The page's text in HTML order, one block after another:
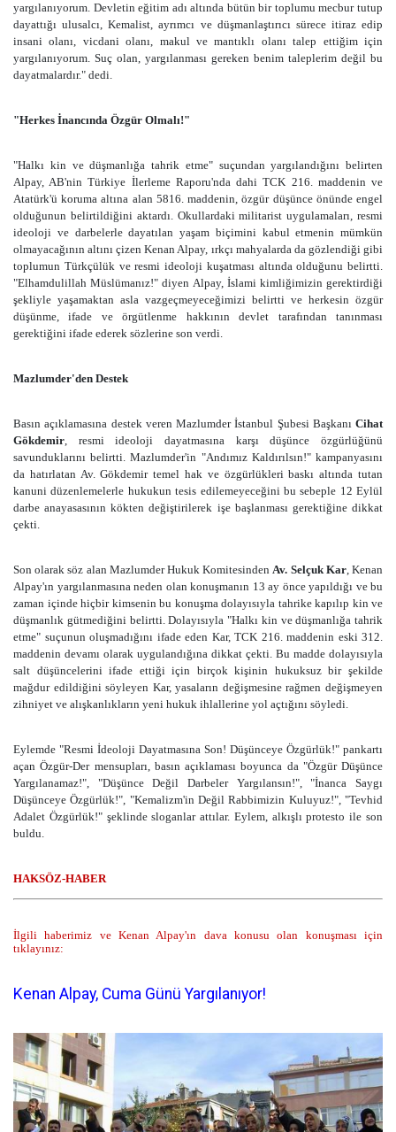
yargılanıyorum. Devletin eğitim adı altında bütün bir toplumu mecbur tutup
dayattığı ulusalcı, Kemalist, ayrımcı ve düşmanlaştırıcı sürece itiraz edip
insani olanı, vicdani olanı, makul ve mantıklı olanı talep ettiğim için
yargılanıyorum. Suç olan, yargılanması gereken benim taleplerim değil bu
dayatmalardır." dedi.
"Herkes İnancında Özgür Olmalı!"
"Halkı kin ve düşmanlığa tahrik etme" suçundan yargılandığını belirten
Alpay, AB'nin Türkiye İlerleme Raporu'nda dahi TCK 216. maddenin ve
Atatürk'ü koruma altına alan 5816. maddenin, özgür düşünce önünde engel
olduğunun belirtildiğini aktardı. Okullardaki militarist uygulamaları, resmi
ideoloji ve darbelerle dayatılan yaşam biçimini kabul etmenin mümkün
olmayacağının altını çizen Kenan Alpay, ırkçı mahyalarda da gözlendiği gibi
toplumun Türkçülük ve resmi ideoloji kuşatması altında olduğunu belirtti.
"Elhamdulillah Müslümanız!" diyen Alpay, İslami kimliğimizin gerektirdiği
şekliyle yaşamaktan asla vazgeçmeyeceğimizi belirtti ve herkesin özgür
düşünme, ifade ve örgütlenme hakkının devlet tarafından tanınması
gerektiğini ifade ederek sözlerine son verdi.
Mazlumder'den Destek
Basın açıklamasına destek veren Mazlumder İstanbul Şubesi Başkanı Cihat
Gökdemir,
resmi ideoloji dayatmasına karşı düşünce özgürlüğünü
savunduklarını belirtti. Mazlumder'in "Andımız Kaldırılsın!" kampanyasını
da hatırlatan Av. Gökdemir temel hak ve özgürlükleri baskı altında tutan
kanuni düzenlemelerle hukukun tesis edilemeyeceğini bu sebeple 12 Eylül
darbe anayasasının kökten değiştirilerek işe başlanması gerektiğine dikkat
çekti.
Son olarak söz alan Mazlumder Hukuk KomitesindenAv. Selçuk Kar, Kenan
Alpay'ın yargılanmasına neden olan konuşmanın 13 ay önce yapıldığı ve bu
zaman içinde hiçbir kimsenin bu konuşma dolayısıyla tahrike kapılıp kin ve
düşmanlık gütmediğini belirtti. Dolayısıyla "Halkı kin ve düşmanlığa tahrik
etme" suçunun oluşmadığını ifade eden Kar, TCK 216. maddenin eski 312.
maddenin devamı olarak uygulandığına dikkat çekti. Bu madde dolayısıyla
salt düşüncelerini ifade ettiği için birçok kişinin hukuksuz bir şekilde
mağdur edildiğini söyleyen Kar, yasaların değişmesine rağmen değişmeyen
zihniyet ve alışkanlıkların yeni hukuk ihlallerine yol açtığını söyledi.
Eylemde "Resmi İdeoloji Dayatmasına Son! Düşünceye Özgürlük!" pankartı
açan Özgür-Der mensupları, basın açıklaması boyunca da "Özgür Düşünce
Yargılanamaz!", "Düşünce Değil Darbeler Yargılansın!", "İnanca Saygı
Düşünceye Özgürlük!", "Kemalizm'in Değil Rabbimizin Kuluyuz!", "Tevhid
Adalet Özgürlük!" şeklinde sloganlar attılar. Eylem, alkışlı protesto ile son
buldu.
HAKSÖZ-HABER
İlgili haberimiz ve Kenan Alpay'ın dava konusu olan konuşması için
tıklayınız:
Kenan Alpay, Cuma Günü Yargılanıyor!